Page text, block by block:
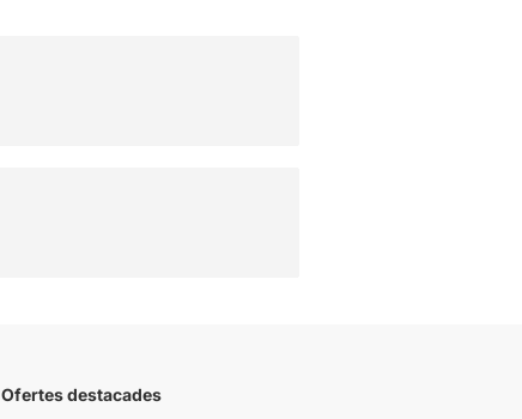
Ofertes destacades